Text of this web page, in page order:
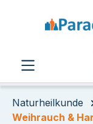
Naturheilkunde
Weihrauch &